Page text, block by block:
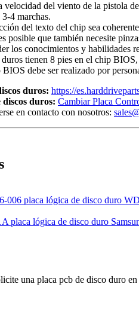
velocidad del viento de la pistola
4 marchas.
del texto del chip sea
posible que también necesite
los conocimientos y habilidades
tienen 8 pies en el chip
BIOS debe ser realizado por
duros: https://
discos duros: Cambiar Placa
en contacto con nosotros:
006 placa lógica de disco duro WD
placa lógica de disco duro
una placa pcb de disco duro